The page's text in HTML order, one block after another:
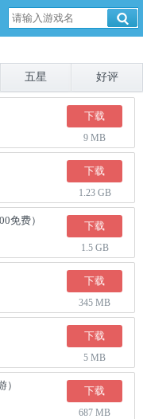
五星 好评
下载
9 MB
下载
1.23 GB
免费） 下载
1.5 GB
下载
345 MB
下载
5 MB
下载
687 MB